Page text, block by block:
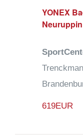
YONEX
Neuruppin
619EUR